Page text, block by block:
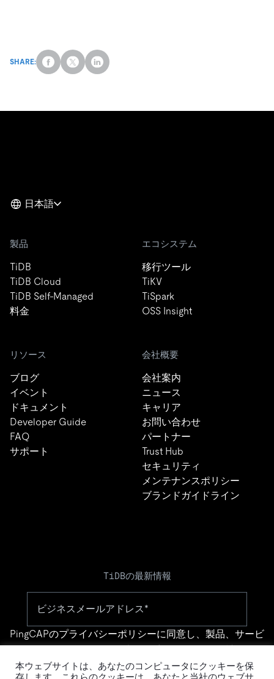
SHARE:
日本語
製品
TiDB
TiDB Cloud
TiDB Self-Managed
料金
エコシステム
移行ツール
TiKV
TiSpark
OSS Insight
リソース
ブログ
イベント
ドキュメント
Developer Guide
FAQ
サポート
会社概要
会社案内
ニュース
キャリア
お問い合わせ
パートナー
Trust Hub
セキュリティ
メンテナンスポリシー
ブランドガイドライン
TiDBの最新情報
PingCAPのプライバシーポリシーに同意し、製品、サービ
す。
本ウェブサイトは、あなたのコンピュータにクッキーを保